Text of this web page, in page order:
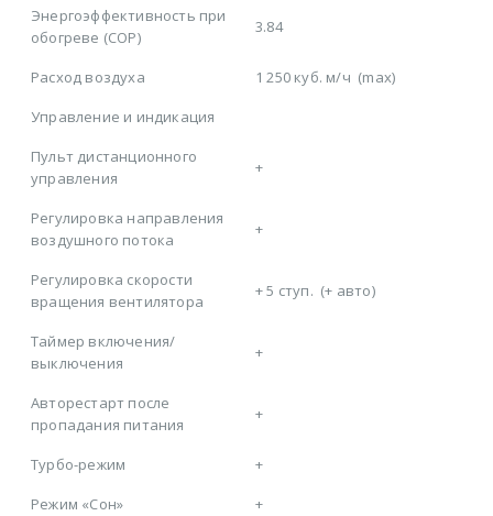
Энергоэффективность при
обогреве (COP)
3.84
Расход воздуха 1 250 куб. м/ч (max)
Управление и индикация
Пульт дистанционного
управления
+
Регулировка направления
воздушного потока
+
Регулировка скорости
вращения вентилятора
+5 ступ. (+ авто)
Таймер включения/
выключения
+
Авторестарт после
пропадания питания
+
Турбо-режим
+
Режим «Сон»
+